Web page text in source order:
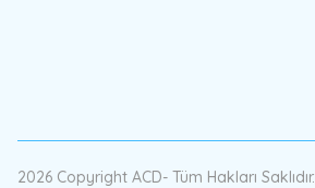
2026 Copyright ACD- Tüm Hakları Saklıdır.